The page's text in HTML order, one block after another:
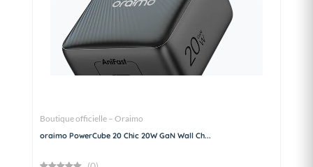
Boutique officielle – Oraimo
oraimo PowerCube 20 Chic 20W GaN Wall Ch...